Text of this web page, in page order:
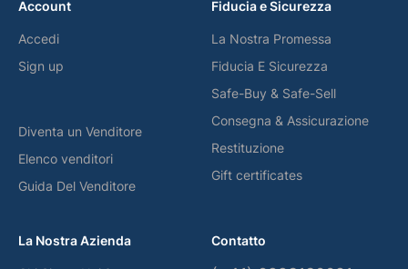
Account
Accedi
Sign up
Diventa un Venditore
Elenco venditori
Guida Del Venditore
Fiducia e Sicurezza
La Nostra Promessa
Fiducia E Sicurezza
Safe-Buy & Safe-Sell
Consegna & Assicurazione
Restituzione
Gift certificates
La Nostra Azienda Contatto